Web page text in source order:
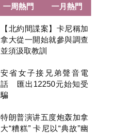
【北約間諜案】卡尼稱加
拿大從一開始就參與調查
並須汲取教訓
安省女子接兄弟聲音電
話 匯出12250元始知受
騙
特朗普演讲五度炮轰加拿
大“糟糕” 卡尼以“典故”幽
一周熱門 一月熱門